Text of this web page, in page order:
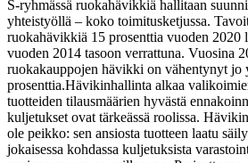
S-ryhmässä ruokahävikkiä hallitaan
yhteistyöllä – koko toimitusketjussa.
ruokahävikkiä 15 prosenttia vuoden 2020
vuoden 2014 tasoon verrattuna. Vuosina
ruokakauppojen hävikki on vähentynyt jo
prosenttia.Hävikinhallinta alkaa
tuotteiden tilausmäärien hyvästä
kuljetukset ovat tärkeässä roolissa.
ole peikko: sen ansiosta tuotteen laatu
jokaisessa kohdassa kuljetuksista